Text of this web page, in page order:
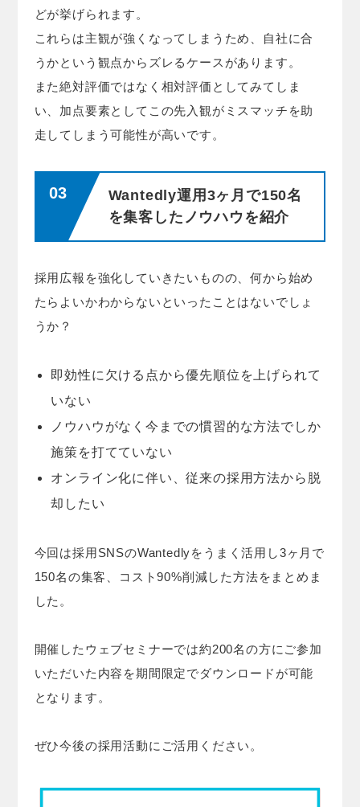
どが挙げられます。
これらは主観が強くなってしまうため、自社に合
うかという観点からズレるケースがあります。
また絶対評価ではなく相対評価としてみてしま
い、加点要素としてこの先入観がミスマッチを助
走してしまう可能性が高いです。
Wantedly運用3ヶ月で150名
を集客したノウハウを紹介
採用広報を強化していきたいものの、何から始め
たらよいかわからないといったことはないでしょ
うか？
即効性に欠ける点から優先順位を上げられて
いない
ノウハウがなく今までの慣習的な方法でしか
施策を打てていない
オンライン化に伴い、従来の採用方法から脱
却したい
今回は採用SNSのWantedlyをうまく活用し3ヶ月で
150名の集客、コスト90%削減した方法をまとめま
した。
開催したウェブセミナーでは約200名の方にご参加
いただいた内容を期間限定でダウンロードが可能
となります。
ぜひ今後の採用活動にご活用ください。